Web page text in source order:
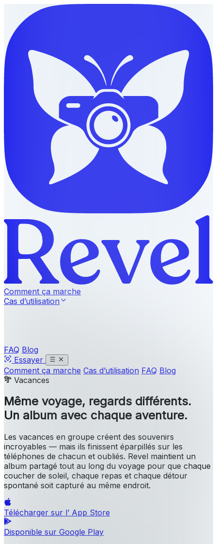
Comment ça marche
Cas d’utilisation
FAQ Blog
Essayer
Comment ça marche Cas d’utilisation FAQ Blog
Vacances
Même voyage, regards différents.
Un album avec chaque aventure.
Les vacances en groupe créent des souvenirs
incroyables — mais ils finissent éparpillés sur les
téléphones de chacun et oubliés. Revel maintient un
album partagé tout au long du voyage pour que chaque
coucher de soleil, chaque repas et chaque détour
spontané soit capturé au même endroit.
Télécharger sur l’ App Store
Disponible sur Google Play